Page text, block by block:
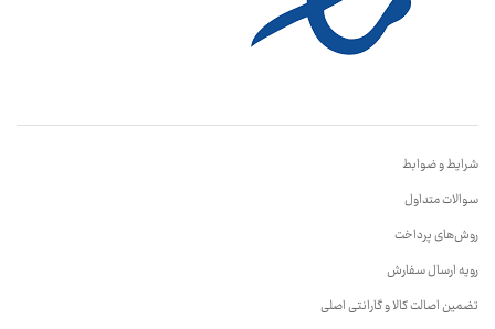
شرایط و ضوابط
سوالات متداول
روش‌های پرداخت
رویه ارسال سفارش
تضمین اصالت کالا و گارانتی اصلی